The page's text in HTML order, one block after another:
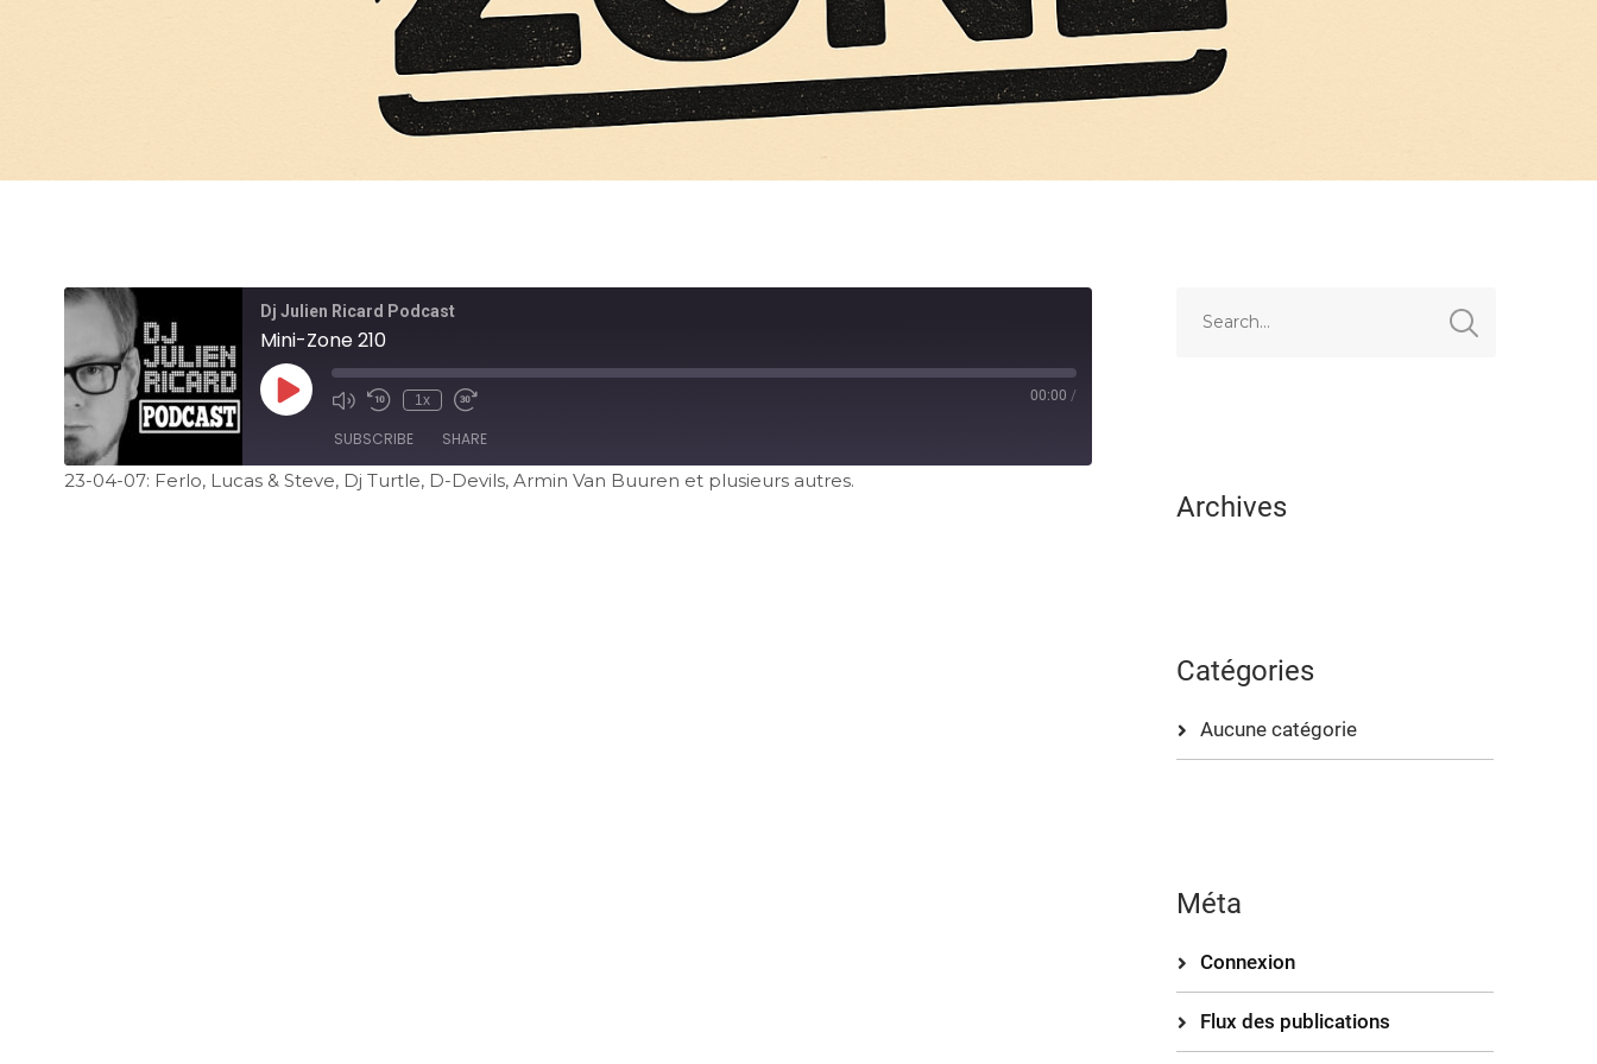
Dj Julien Ricard Podcast
Mini-Zone 210
1x 00:00 /
SUBSCRIBE SHARE
23-04-07: Ferlo, Lucas & Steve, Dj Turtle, D-Devils, Armin Van Buuren et plusieurs autres.
Archives
Catégories
Aucune catégorie
Méta
Connexion
Flux des publications